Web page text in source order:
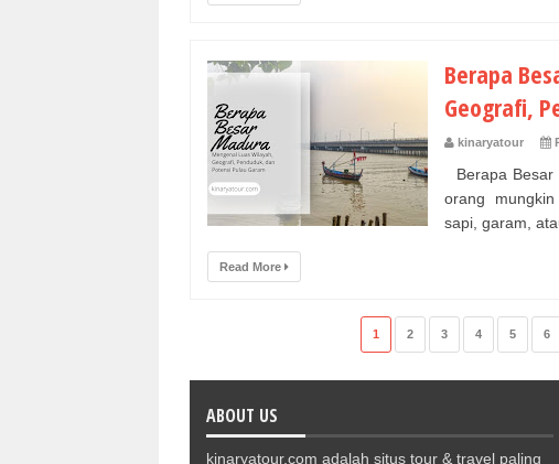
Berapa
Geografi,
kinaryatour
Berapa Besar
orang
sapi, garam,
Read More
1 2 3 4 5 6
ABOUT US
kinaryatour.com adalah situs tour & travel paling